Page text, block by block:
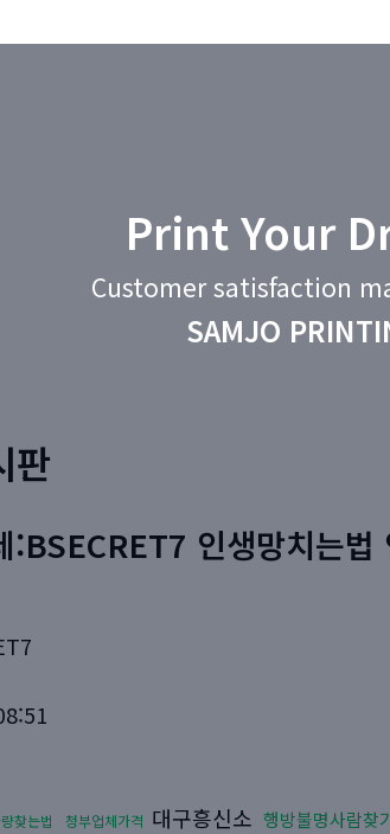
Print Your
Customer satisfaction
SAMJO
판
:BSECRET7 인생망치는
찾는법 청부업체가격 대구흥신소 행방불명사람찾